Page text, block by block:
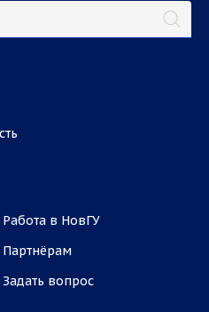
Работа в НовГУ
Партнёрам
Задать вопрос